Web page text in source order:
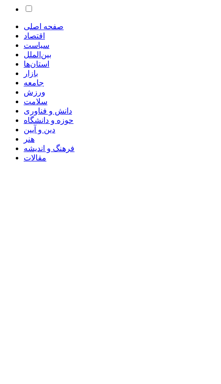
صفحه اصلی
اقتصاد
سیاست
بین‌الملل
استان‌ها
بازار
جامعه
ورزش
سلامت
دانش و فناوری
حوزه و دانشگاه
دین و آیین
هنر
فرهنگ و اندیشه
مقالات